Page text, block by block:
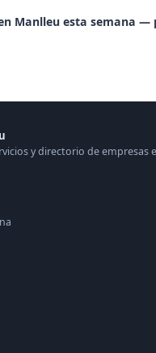
Manlleu esta semana —
y directorio de empresas